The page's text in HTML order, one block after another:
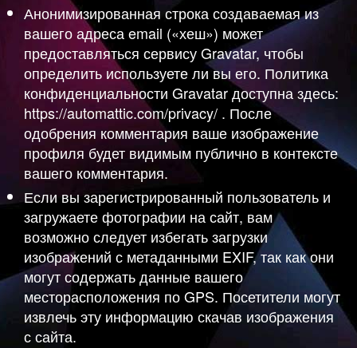
Анонимизированная строка создаваемая из
вашего адреса email («хеш») может
предоставляться сервису Gravatar, чтобы
определить используете ли вы его. Политика
конфиденциальности Gravatar доступна здесь:
https://automattic.com/privacy/ . После
одобрения комментария ваше изображение
профиля будет видимым публично в контексте
вашего комментария.
Если вы зарегистрированный пользователь и
загружаете фотографии на сайт, вам
возможно следует избегать загрузки
изображений с метаданными EXIF, так как они
могут содержать данные вашего
месторасположения по GPS. Посетители могут
извлечь эту информацию скачав изображения
с сайта.